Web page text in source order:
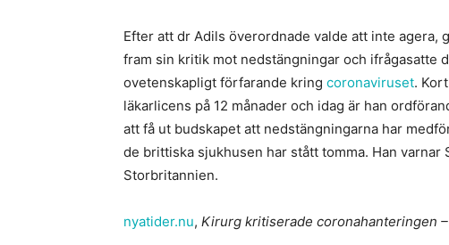
Efter att dr Adils överordnade valde att inte agera,
fram sin kritik mot nedstängningar och ifrågasatte
ovetenskapligt förfarande kring coronaviruset.
läkarlicens på 12 månader och idag är han
att få ut budskapet att nedstängningarna har
de brittiska sjukhusen har stått tomma. Han varnar
Storbritannien.
nyatider.nu, Kirurg kritiserade coronahanteringen